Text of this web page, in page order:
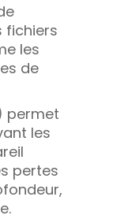
fichiers
les
de
permet
les
pertes